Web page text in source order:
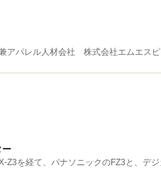
アパレル人材会社 株式会社エムエスピ
ー
を経て、パナソニックのFZ3と、デ